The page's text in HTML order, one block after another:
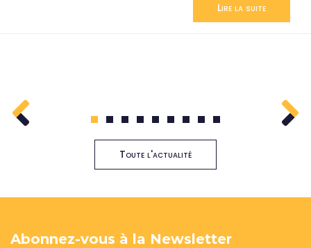
Lire la suite
1 2 3 4 5 6 7 8 9
Toute l'actualité
Abonnez-vous à la Newsletter